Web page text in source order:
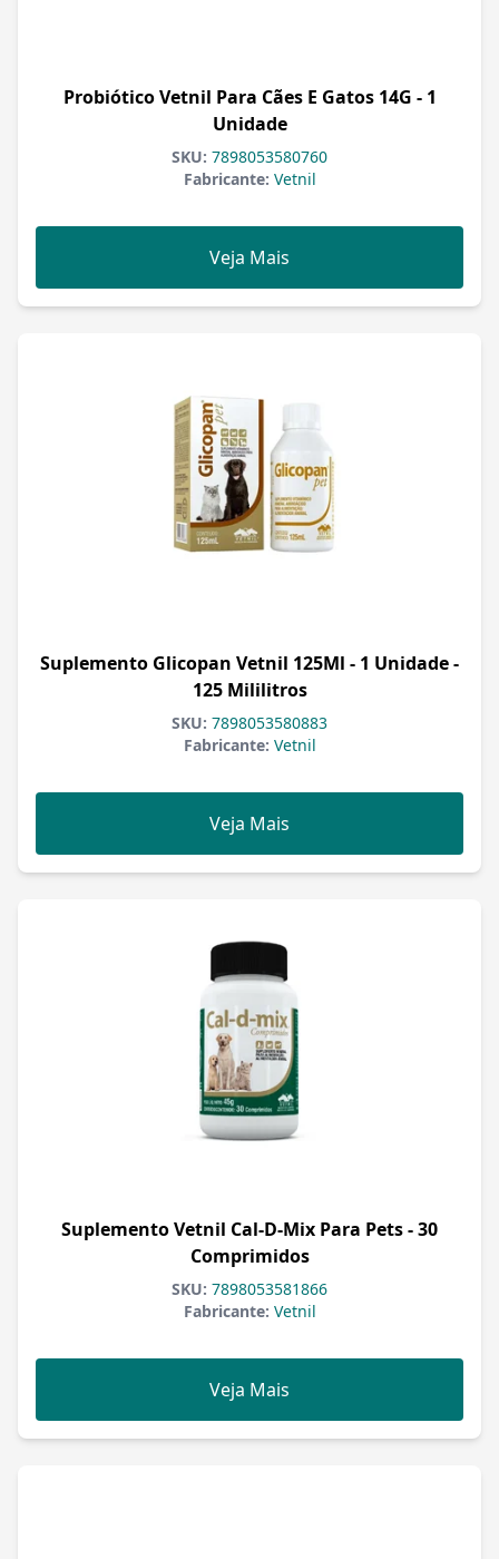
Probiótico Vetnil Para Cães E Gatos 14G - 1
Unidade
SKU: 7898053580760
Fabricante: Vetnil
Veja Mais
Suplemento Glicopan Vetnil 125Ml - 1 Unidade -
125 Mililitros
SKU: 7898053580883
Fabricante: Vetnil
Veja Mais
Suplemento Vetnil Cal-D-Mix Para Pets - 30
Comprimidos
SKU: 7898053581866
Fabricante: Vetnil
Veja Mais